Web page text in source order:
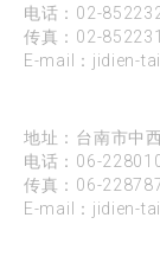
电话： 02-
传真：02-
E-mail： jidien-
地址：台南市中
电话： 06-
传真：06-
E-mail： jidien-